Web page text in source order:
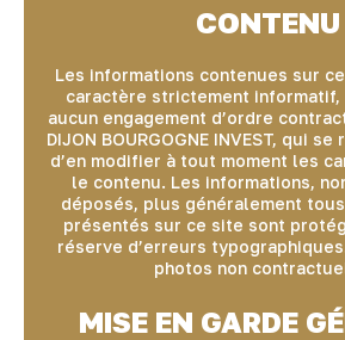
CONTENU
Les informations contenues sur
caractère strictement informatif,
aucun engagement d’ordre
DIJON BOURGOGNE INVEST, qui
d’en modifier à tout moment les
le contenu. Les informations,
déposés, plus généralement
présentés sur ce site sont
réserve d’erreurs
photos non
MISE EN GARDE